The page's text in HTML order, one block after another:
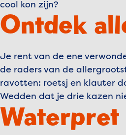
cool kon zijn?
Ontdek
Je rent van de ene
de raders van de
ravotten: roetsj en klauter
Wedden dat je drie kazen
Waterpret